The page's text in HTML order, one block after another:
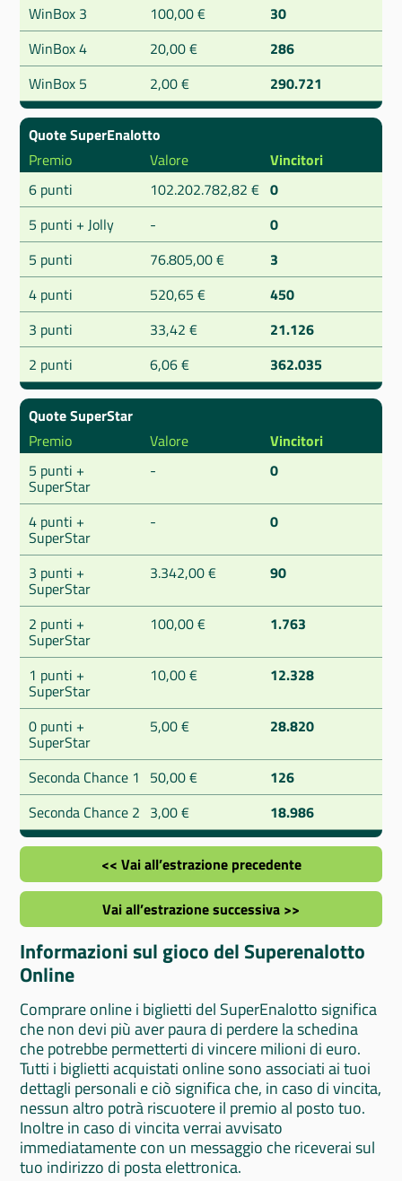
WinBox 3
100,00 €
30
WinBox 4
20,00 €
286
WinBox 5
2,00 € 290.721
Quote SuperEnalotto
Premio
Valore
Vincitori
6 punti
102.202.782,82 € 0
5 punti + Jolly
-
0
5 punti
76.805,00 €
3
4 punti
520,65 €
450
3 punti
33,42 €
21.126
2 punti
6,06 € 362.035
Quote SuperStar
Premio
Valore
Vincitori
5 punti +
SuperStar
- 0
4 punti +
SuperStar
- 0
3 punti +
SuperStar
3.342,00 € 90
2 punti +
SuperStar
100,00 € 1.763
1 punti +
SuperStar
10,00 € 12.328
0 punti +
SuperStar
5,00 € 28.820
Seconda Chance 1 50,00 €
126
Seconda Chance 2 3,00 € 18.986
<< Vai all’estrazione precedente
Vai all’estrazione successiva >>
Informazioni sul gioco del Superenalotto
Online
Comprare online i biglietti del SuperEnalotto significa
che non devi più aver paura di perdere la schedina
che potrebbe permetterti di vincere milioni di euro.
Tutti i biglietti acquistati online sono associati ai tuoi
dettagli personali e ciò significa che, in caso di vincita,
nessun altro potrà riscuotere il premio al posto tuo.
Inoltre in caso di vincita verrai avvisato
immediatamente con un messaggio che riceverai sul
tuo indirizzo di posta elettronica.